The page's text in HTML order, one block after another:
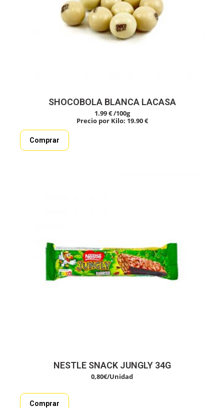
SHOCOBOLA BLANCA LACASA
1.99 €/100g
Precio por Kilo: 19.90 €
Comprar
NESTLE SNACK JUNGLY 34G
0,80€/Unidad
Comprar